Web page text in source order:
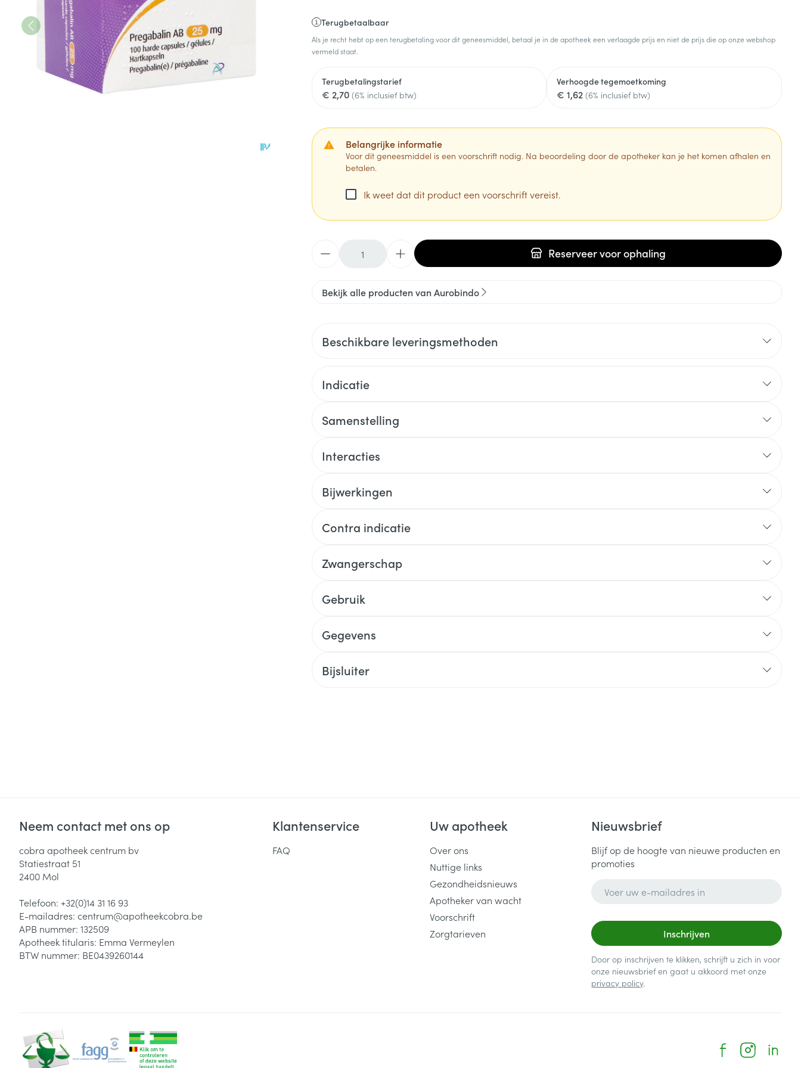
Terugbetaalbaar
Als je recht hebt op een terugbetaling voor dit geneesmiddel, betaal je in de apotheek een verlaagde prijs en niet de prijs die op onze webshop
vermeld staat.
Terugbetalingstarief
€ 2,70 (6% inclusief btw)
Verhoogde tegemoetkoming
€ 1,62 (6% inclusief btw)
Belangrijke informatie
Voor dit geneesmiddel is een voorschrift nodig. Na beoordeling door de apotheker kan je het komen afhalen en
betalen.
Ik weet dat dit product een voorschrift vereist.
Reserveervoor ophaling
Bekijk alle producten van Aurobindo
Beschikbare leveringsmethoden
Indicatie
Samenstelling
Interacties
Bijwerkingen
Contra indicatie
Zwangerschap
Gebruik
Gegevens
Bijsluiter
Neem contact met ons op
cobra apotheek centrum bv
Statiestraat 51
2400 Mol
Telefoon: +32(0)14 31 16 93
E-mailadres: centrum@apotheekcobra.be
APB nummer: 132509
Apotheek titularis: Emma Vermeylen
BTW nummer: BE0439260144
Klantenservice
FAQ
Uw apotheek
Over ons
Nuttige links
Gezondheidsnieuws
Apotheker van wacht
Voorschrift
Zorgtarieven
Nieuwsbrief
Blijf op de hoogte van nieuwe producten en
promoties
Inschrijven
Door op inschrijven te klikken, schrijft u zich in voor
onze nieuwsbrief en gaat u akkoord met onze
privacy policy.